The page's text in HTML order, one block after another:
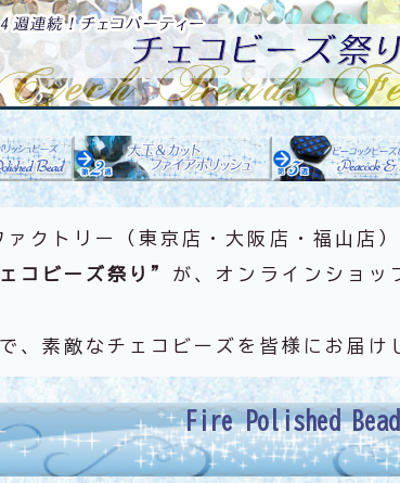
ァクトリー（東京店・大阪店・福山店
コビーズ祭り” が、オンラインショッ
で、素敵なチェコビーズを皆様にお届け
Fire Polished Bead